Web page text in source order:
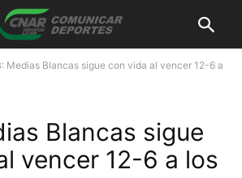
Medias Blancas sigue con vida al vencer 12-6 a
Blancas sigue
vencer 12-6 a los